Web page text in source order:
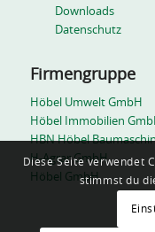
Downloads
Datenschutz
Firmengruppe
Höbel Umwelt GmbH
Höbel Immobilien
HBN Höbel
H-Agrar GmbH
Höbel GmbH
Diese Seite verwendet
stimmst du